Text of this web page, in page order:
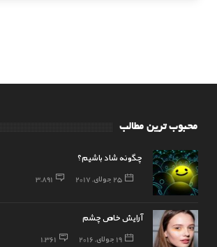
محبوب ترین مطالب
چگونه شاد باشیم؟
25 جولای, 2017 3,891
آرایش خاص چشم
19 جولای, 2016 1,361